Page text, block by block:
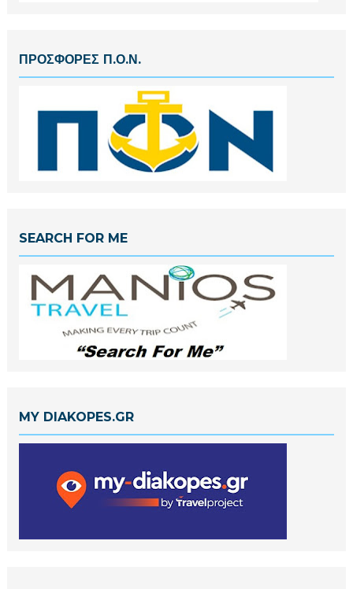
ΠΡΟΣΦΟΡΕΣ Π.Ο.Ν.
SEARCH FOR ME
MY DIAKOPES.GR